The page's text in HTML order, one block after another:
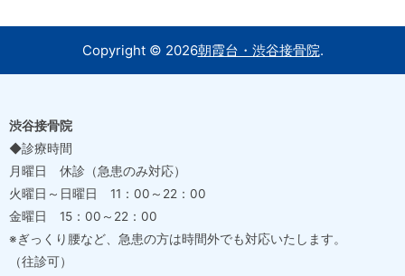
Copyright © 2026朝霞台・渋谷接骨院.
渋谷接骨院
◆診療時間
月曜日 休診（急患のみ対応）
火曜日～日曜日 11：00～22：00
金曜日 15：00～22：00
※ぎっくり腰など、急患の方は時間外でも対応いたします。
（往診可）